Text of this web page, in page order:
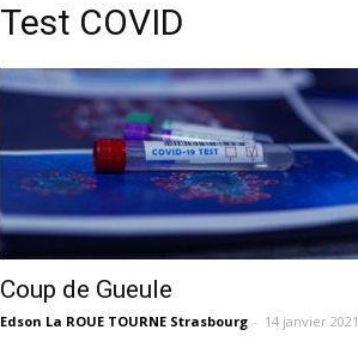
Test COVID
Coup de Gueule
Edson La ROUE TOURNE Strasbourg - 14 janvier 2021